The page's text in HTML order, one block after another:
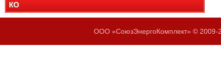
КО
ООО «СоюзЭнергоКомплект» © 2009-